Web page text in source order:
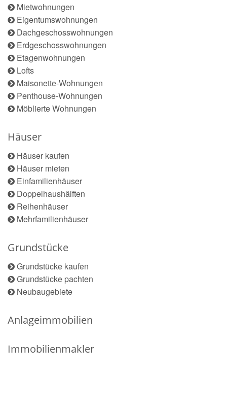
Mietwohnungen
Eigentumswohnungen
Dachgeschosswohnungen
Erdgeschosswohnungen
Etagenwohnungen
Lofts
Maisonette-Wohnungen
Penthouse-Wohnungen
Möblierte Wohnungen
Häuser
Häuser kaufen
Häuser mieten
Einfamilienhäuser
Doppelhaushälften
Reihenhäuser
Mehrfamilienhäuser
Grundstücke
Grundstücke kaufen
Grundstücke pachten
Neubaugebiete
Anlageimmobilien
Immobilienmakler